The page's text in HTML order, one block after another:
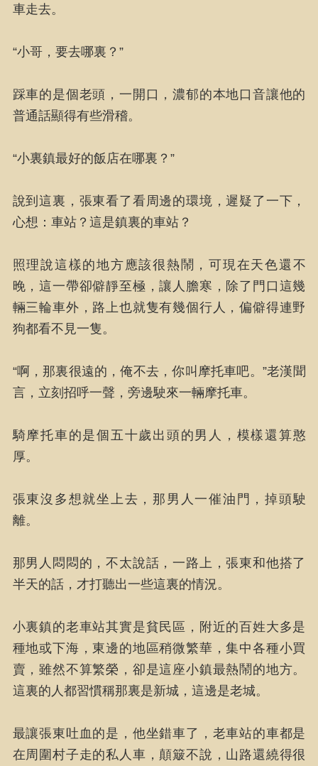
車走去。
“小哥，要去哪裏？”
踩車的是個老頭，一開口，濃郁的本地口音讓他的
普通話顯得有些滑稽。
“小裏鎮最好的飯店在哪裏？”
說到這裏，張東看了看周邊的環境，遲疑了一下，
心想：車站？這是鎮裏的車站？
照理說這樣的地方應該很熱鬧，可現在天色還不
晚，這一帶卻僻靜至極，讓人膽寒，除了門口這幾
輛三輪車外，路上也就隻有幾個行人，偏僻得連野
狗都看不見一隻。
“啊，那裏很遠的，俺不去，你叫摩托車吧。”老漢聞
言，立刻招呼一聲，旁邊駛來一輛摩托車。
騎摩托車的是個五十歲出頭的男人，模樣還算憨
厚。
張東沒多想就坐上去，那男人一催油門，掉頭駛
離。
那男人悶悶的，不太說話，一路上，張東和他搭了
半天的話，才打聽出一些這裏的情況。
小裏鎮的老車站其實是貧民區，附近的百姓大多是
種地或下海，東邊的地區稍微繁華，集中各種小買
賣，雖然不算繁榮，卻是這座小鎮最熱鬧的地方。
這裏的人都習慣稱那裏是新城，這邊是老城。
最讓張東吐血的是，他坐錯車了，老車站的車都是
在周圍村子走的私人車，顛簸不說，山路還繞得很